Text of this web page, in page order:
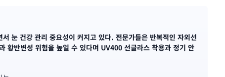
눈 건강 관리 중요성이 커지고 있다. 전문가들은 반복적인 자외선
황반변성 위험을 높일 수 있다며 UV400 선글라스 착용과 정기 안